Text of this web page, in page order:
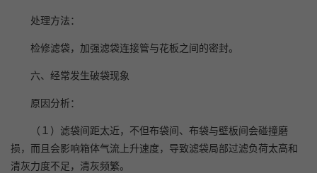
处理方法：
检修滤袋，加强滤袋连接管与花板之间的密封。
六、经常发生破袋现象
原因分析：
（１）滤袋间距太近，不但布袋间、布袋与壁板间会碰撞磨
损，而且会影响箱体气流上升速度，导致滤袋局部过滤负荷太高和
清灰力度不足，清灰频繁。